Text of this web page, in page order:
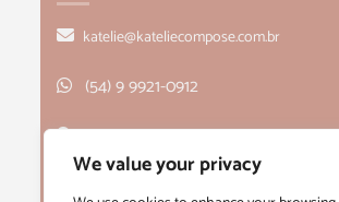
We value your privacy
katelie@kateliecompose.com.br
(54) 9 9921-0912
Rua Alagoas, 166, sala 1, Bairro
- Bento Gonçalves, RS CEP 95705-026